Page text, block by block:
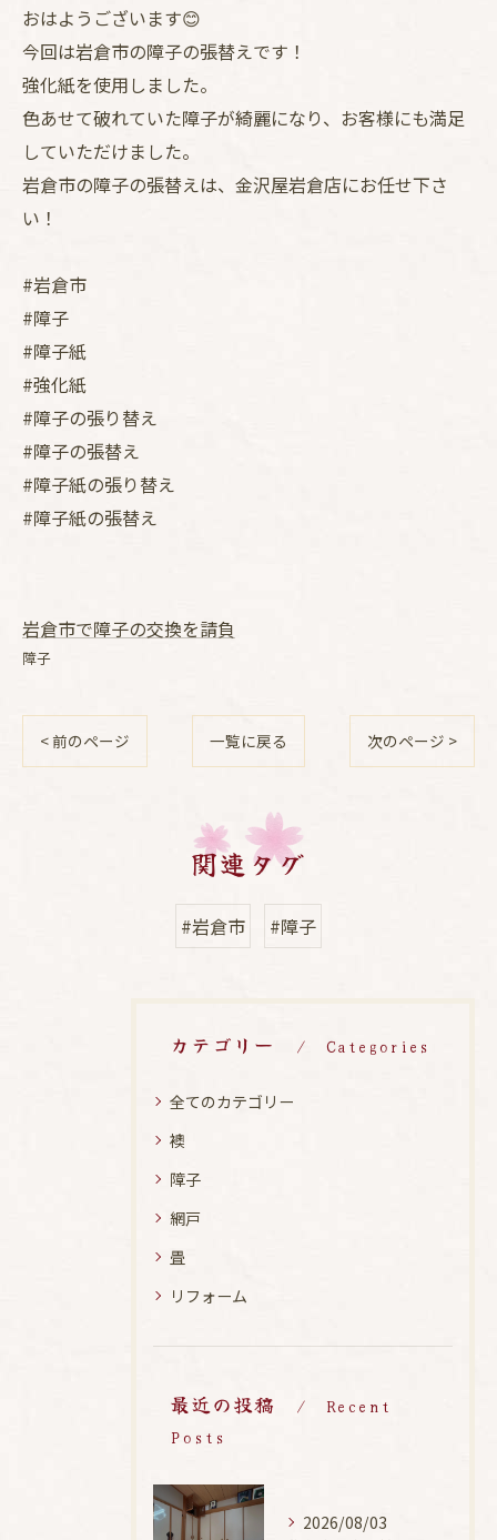
おはようございます😊
今回は岩倉市の障子の張替えです！
強化紙を使用しました。
色あせて破れていた障子が綺麗になり、お客様にも満足
していただけました。
岩倉市の障子の張替えは、金沢屋岩倉店にお任せ下さ
い！
#岩倉市
#障子
#障子紙
#強化紙
#障子の張り替え
#障子の張替え
#障子紙の張り替え
#障子紙の張替え
岩倉市で障子の交換を請負
障子
< 前のページ 一覧に戻る 次のページ >
関連タグ
#岩倉市 #障子
カテゴリー Categories
全てのカテゴリー
襖
障子
網戸
畳
リフォーム
最近の投稿
Recent
Posts
2026/08/03